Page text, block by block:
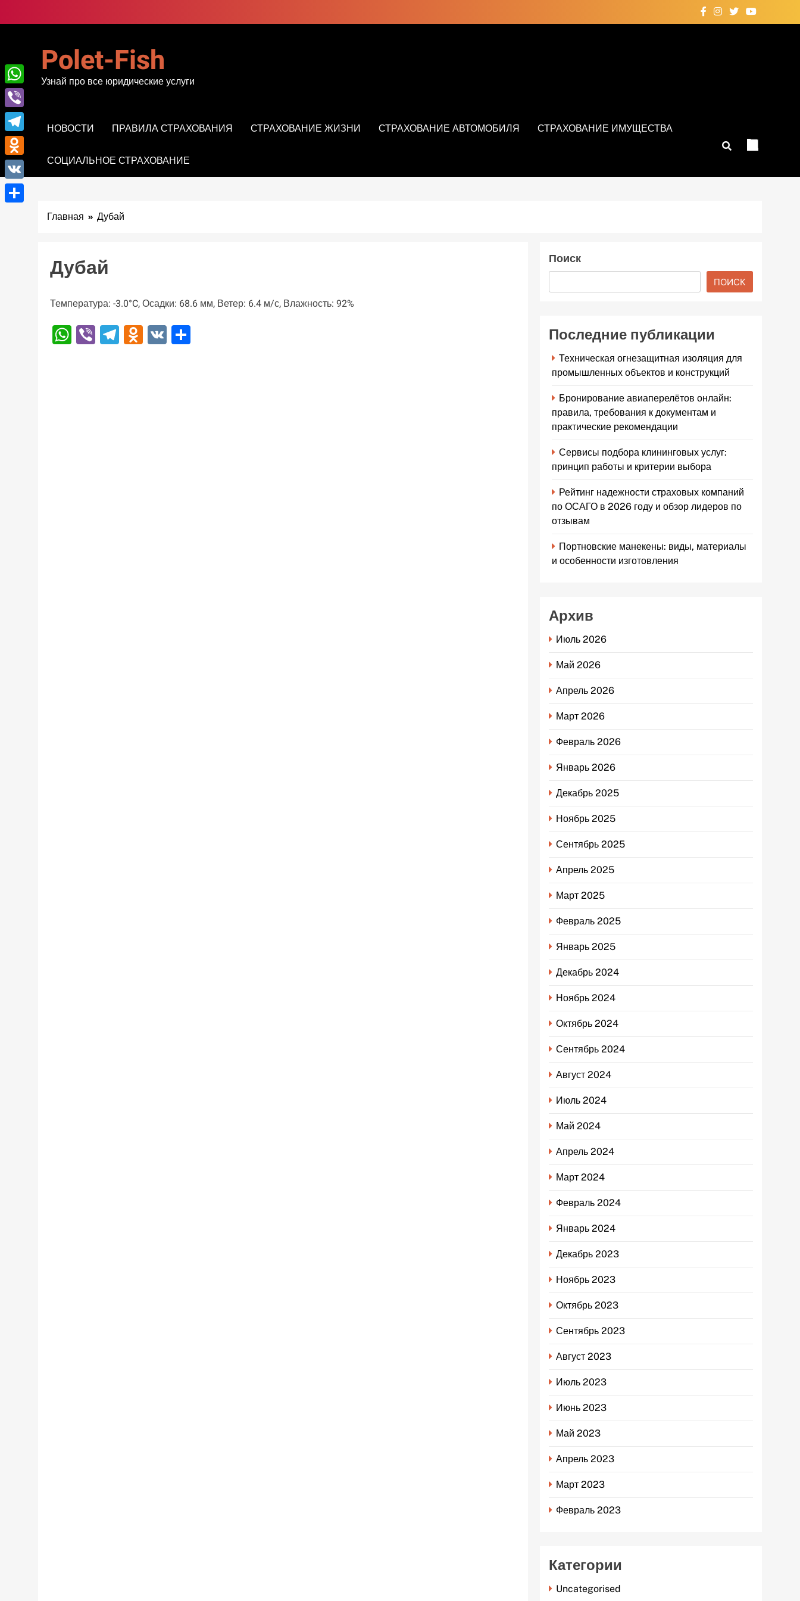
к
Polet-Fish
Узнай про все юридические услуги
НОВОСТИ ПРАВИЛА СТРАХОВАНИЯ СТРАХОВАНИЕ ЖИЗНИ СТРАХОВАНИЕ АВТОМОБИЛЯ СТРАХОВАНИЕ ИМУЩЕСТВА
СОЦИАЛЬНОЕ СТРАХОВАНИЕ
Главная Дубай
Дубай
Температура: -3.0°C, Осадки: 68.6 мм, Ветер: 6.4 м/с, Влажность: 92%
WhatsApp
ViberTelegram
Odnoklassniki
VK
Поиск
ПОИСК
Последние публикации
Техническая огнезащитная изоляция для
промышленных объектов и конструкций
Бронирование авиаперелётов онлайн:
правила, требования к документам и
практические рекомендации
Сервисы подбора клининговых услуг:
принцип работы и критерии выбора
Рейтинг надежности страховых компаний
по ОСАГО в 2026 году и обзор лидеров по
отзывам
Портновские манекены: виды, материалы
и особенности изготовления
Архив
Июль 2026
Май 2026
Апрель 2026
Март 2026
Февраль 2026
Январь 2026
Декабрь 2025
Ноябрь 2025
Сентябрь 2025
Апрель 2025
Март 2025
Февраль 2025
Январь 2025
Декабрь 2024
Ноябрь 2024
Октябрь 2024
Сентябрь 2024
Август 2024
Июль 2024
Май 2024
Апрель 2024
Март 2024
Февраль 2024
Январь 2024
Декабрь 2023
Ноябрь 2023
Октябрь 2023
Сентябрь 2023
Август 2023
Июль 2023
Июнь 2023
Май 2023
Апрель 2023
Март 2023
Февраль 2023
Категории
Uncategorised
WhatsApp
Viber
Telegram
Odnoklassniki
VK
Отправить